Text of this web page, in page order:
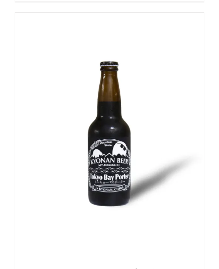
5段階中
5.00
の評価
お買い物カゴに追加
詳細